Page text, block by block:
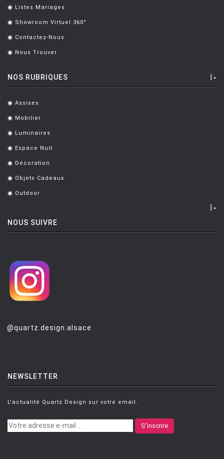
. Listes Mariages
. Showroom Virtuel 360°
. Contactez-Nous
. Nous Trouver
NOS RUBRIQUES
. Assises
. Mobilier
. Luminaires
. Espace Nuit
. Décoration
. Objets Cadeaux
. Outdoor
NOUS SUIVRE
@quartz.design.alsace
NEWSLETTER
L'actualité Quartz Design sur votre email.
S'inscrire